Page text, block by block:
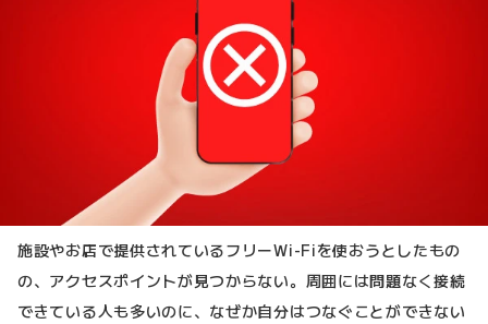
施設やお店で提供されているフリーWi-Fiを使おうとしたもの
の、アクセスポイントが見つからない。周囲には問題なく接続
できている人も多いのに、なぜか自分はつなぐことができない